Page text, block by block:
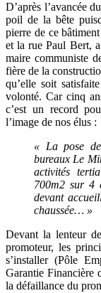
D’après l’avancée
poil de la bête
pierre de ce
et la rue Paul Bert,
maire communiste
fière de la
qu’elle soit
volonté. Car cinq
c’est un record
l’image de nos élus :
« La pose
bureaux Le
activités
700m2 sur 4
devant
chaussée… »
Devant la lenteur
promoteur, les
s’installer (Pôle
Garantie Financière
la défaillance du